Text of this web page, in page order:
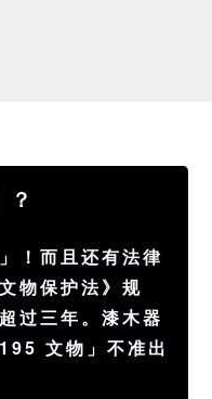
！而且还有法律
物保护法》规
过三年。漆木器
文物」不准出